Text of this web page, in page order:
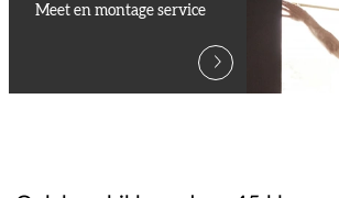
Meet en montage service